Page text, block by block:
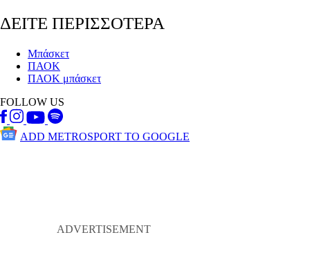
ΔΕΙΤΕ ΠΕΡΙΣΣΟΤΕΡΑ
Μπάσκετ
ΠΑΟΚ
ΠΑΟΚ μπάσκετ
FOLLOW US
ADD METROSPORT TO GOOGLE